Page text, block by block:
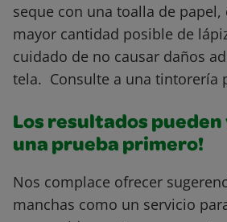
seque con una toalla de
mayor cantidad posible de
cuidado de no causar daños
tela. Consulte a una tintorería
Los resultados pueden
una prueba primero!
Nos complace ofrecer
manchas como un servicio